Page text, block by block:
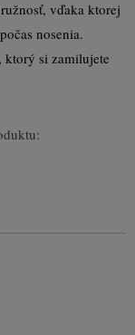
vďaka ktorej
nosenia.
ktorý si zamilujete